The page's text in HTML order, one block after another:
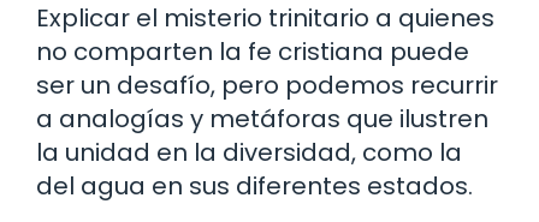
Explicar el misterio trinitario a quienes
no comparten la fe cristiana puede
ser un desafío, pero podemos recurrir
a analogías y metáforas que ilustren
la unidad en la diversidad, como la
del agua en sus diferentes estados.